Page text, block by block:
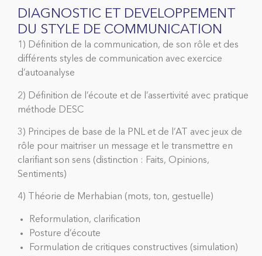
DIAGNOSTIC ET DEVELOPPEMENT
DU STYLE DE COMMUNICATION
1) Définition de la communication, de son rôle et des
différents styles de communication avec exercice
d’autoanalyse
2) Définition de l’écoute et de l’assertivité avec pratique
méthode DESC
3) Principes de base de la PNL et de l’AT avec jeux de
rôle pour maitriser un message et le transmettre en
clarifiant son sens (distinction : Faits, Opinions,
Sentiments)
4) Théorie de Merhabian (mots, ton, gestuelle)
Reformulation, clarification
Posture d’écoute
Formulation de critiques constructives (simulation)